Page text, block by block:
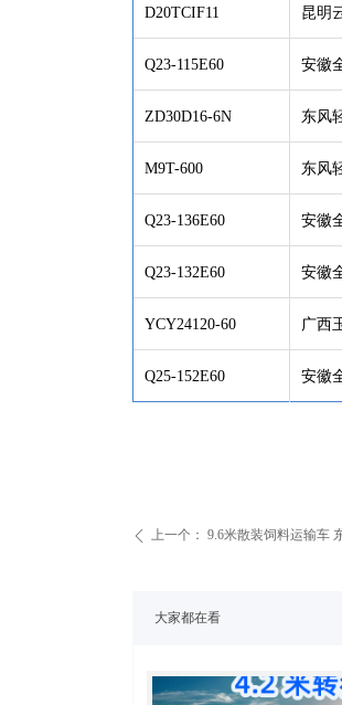
大家都在看
ꄴ 上一个： 9.6米散装饲料运输车
D20TCIF11 昆明
Q23-115E60 安徽
ZD30D16-6N 东风
M9T-600 东风
Q23-136E60 安徽
Q23-132E60 安徽
YCY24120-60 广西
Q25-152E60 安徽